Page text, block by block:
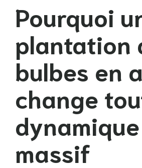
Pourquoi
plantation
bulbes en
change
massif